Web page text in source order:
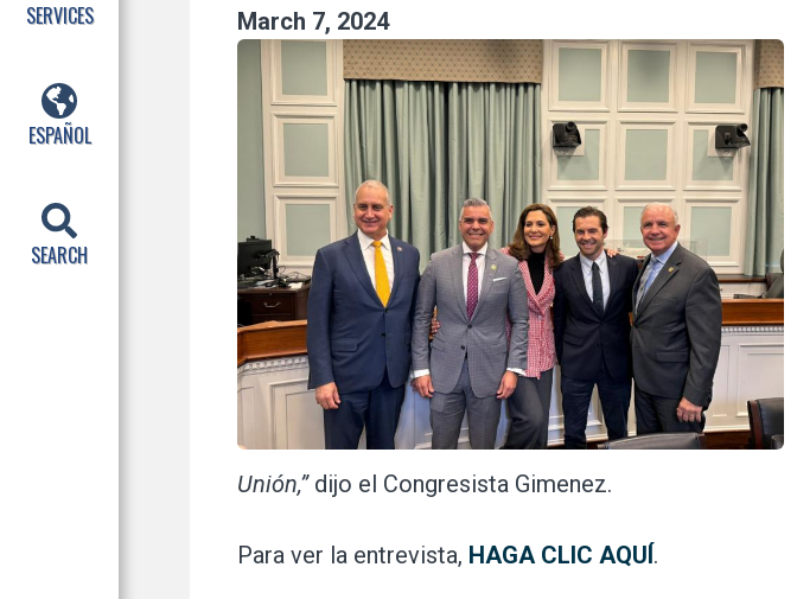
SERVICES
ESPAÑOL
SEARCH
March 7, 2024
Unión,”dijo el Congresista Gimenez.
Para ver la entrevista, HAGA CLIC AQUÍ.